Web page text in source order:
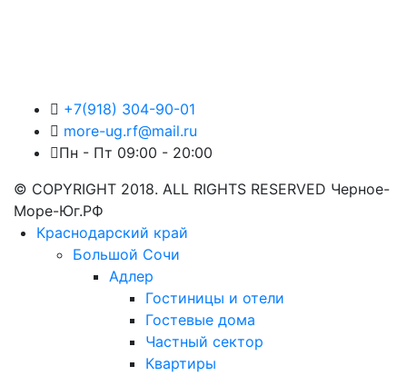
+7(918) 304-90-01
more-ug.rf@mail.ru
Пн - Пт 09:00 - 20:00
© COPYRIGHT 2018. ALL RIGHTS RESERVED Черное-
Море-Юг.РФ
Краснодарский край
Большой Сочи
Адлер
Гостиницы и отели
Гостевые дома
Частный сектор
Квартиры